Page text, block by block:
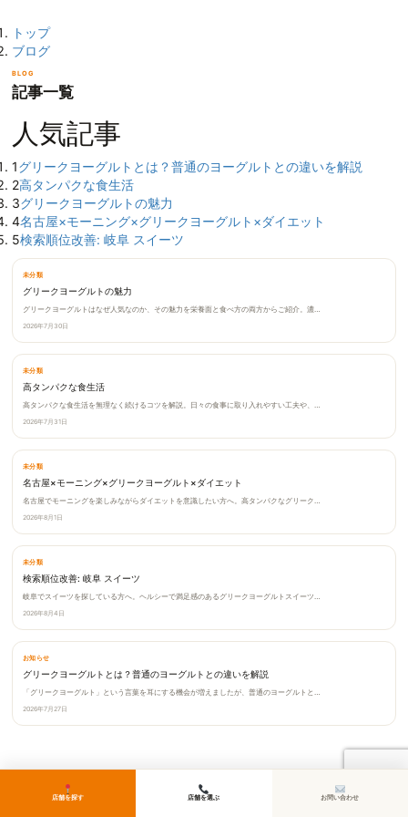
店舗を探す 店舗を選ぶ お問い合わせ
トップ
ブログ
BLOG
記事一覧
人気記事
1グリークヨーグルトとは？普通のヨーグルトとの違いを解説
2高タンパクな食生活
3グリークヨーグルトの魅力
4名古屋×モーニング×グリークヨーグルト×ダイエット
5検索順位改善: 岐阜 スイーツ
未分類
グリークヨーグルトの魅力
グリークヨーグルトはなぜ人気なのか、その魅力を栄養面と食べ方の両方からご紹介。濃…
2026年7月30日
未分類
高タンパクな食生活
高タンパクな食生活を無理なく続けるコツを解説。日々の食事に取り入れやすい工夫や、…
2026年7月31日
未分類
名古屋×モーニング×グリークヨーグルト×ダイエット
名古屋でモーニングを楽しみながらダイエットを意識したい方へ。高タンパクなグリーク…
2026年8月1日
未分類
検索順位改善: 岐阜 スイーツ
岐阜でスイーツを探している方へ。ヘルシーで満足感のあるグリークヨーグルトスイーツ…
2026年8月4日
お知らせ
グリークヨーグルトとは？普通のヨーグルトとの違いを解説
「グリークヨーグルト」という言葉を耳にする機会が増えましたが、普通のヨーグルトと…
2026年7月27日